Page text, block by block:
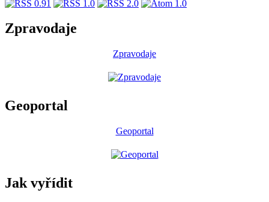
Zpravodaje
Zpravodaje
Geoportal
Geoportal
Jak vyřídit